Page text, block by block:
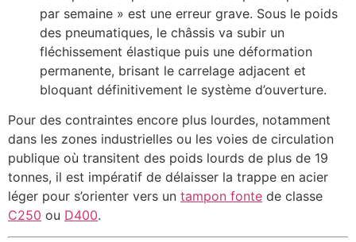
par semaine » est une erreur grave. Sous le poids
des pneumatiques, le châssis va subir un
fléchissement élastique puis une déformation
permanente, brisant le carrelage adjacent et
bloquant définitivement le système d’ouverture.
Pour des contraintes encore plus lourdes, notamment
dans les zones industrielles ou les voies de circulation
publique où transitent des poids lourds de plus de 19
tonnes, il est impératif de délaisser la trappe en acier
léger pour s’orienter vers un tampon fonte de classe
C250 ou D400.